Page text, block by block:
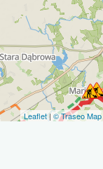
Leaflet|© Traseo Map